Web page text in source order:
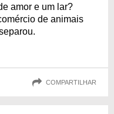
amor e um lar?
de animais
COMPARTILHAR